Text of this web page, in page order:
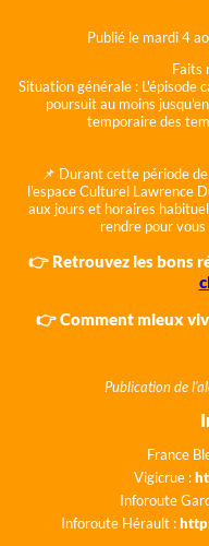
Publié le mardi 4
Faits
Situation générale : L'épisode
poursuit au moins
temporaire des
📌 Durant cette période
l'espace Culturel Lawrence
aux jours et horaires
rendre pour
👉 Retrouvez les bons
👉 Comment mieux
Publication de
France
Vigicrue :
Inforoute
Inforoute Hérault :